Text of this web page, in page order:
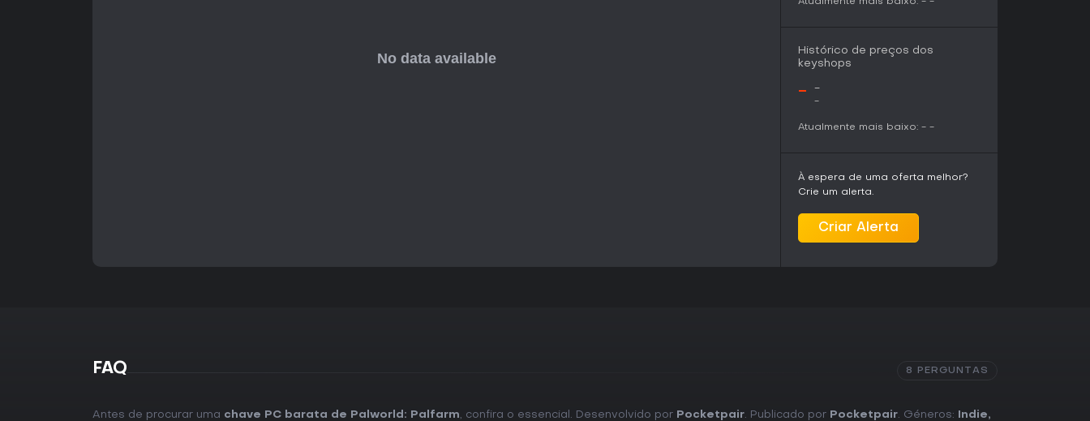
Histórico de preços dos
keyshops
- -
-
Atualmente mais baixo: - -
À espera de uma oferta melhor?
Crie um alerta.
Criar Alerta
FAQ 8 PERGUNTAS
Antes de procurar uma chave PC barata de Palworld: Palfarm, confira o essencial. Desenvolvido por Pocketpair. Publicado por Pocketpair. Géneros: Indie,